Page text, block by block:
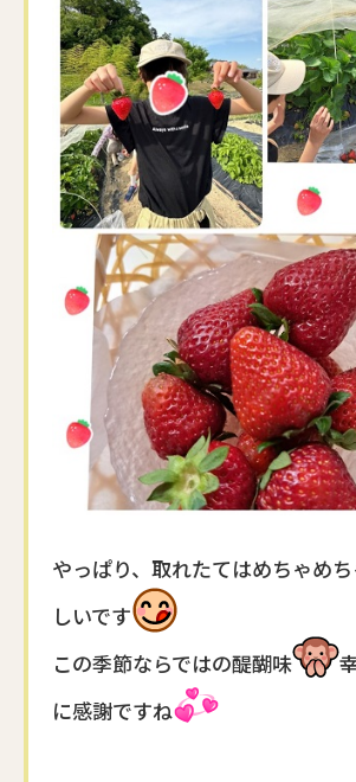
やっぱり、取れたてはめちゃめ
しいです
この季節ならではの醍醐味
に感謝ですね